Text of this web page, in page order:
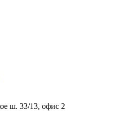
ш. 33/13, офис 2